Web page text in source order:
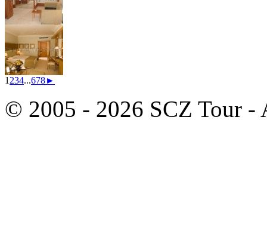
1234...678►
© 2005 - 2026 SCZ Tour -